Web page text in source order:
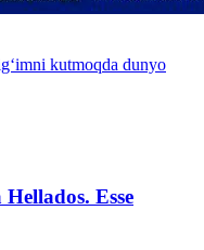
kutmoqda dunyo
Esse